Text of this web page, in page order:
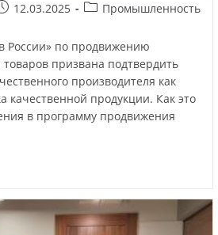
12.03.2025 Промышленность
России» по продвижению
призвана подтвердить
производителя как
качественной продукции. Как это
в программу продвижения